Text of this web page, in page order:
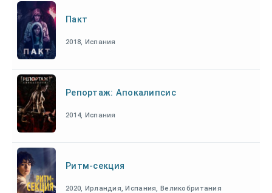
Пакт
2018, Испания
Репортаж: Апокалипсис
2014, Испания
Ритм-секция
2020, Ирландия, Испания, Великобритания